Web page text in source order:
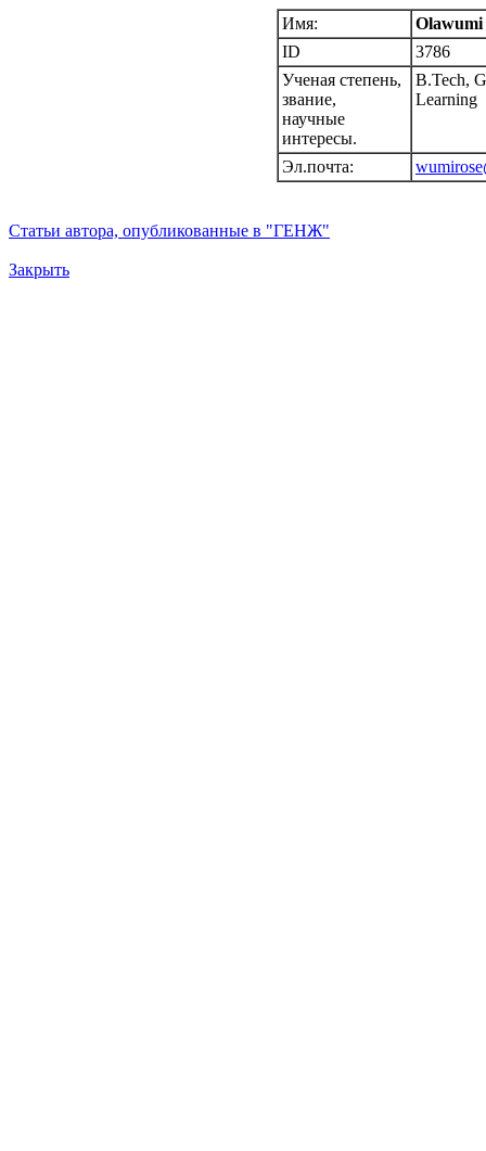
Имя:
Olawumi
ID
3786
Ученая степень,
звание,
научные
интересы.
B.Tech,
Learning
Эл.почта:
Статьи автора, опубликованные в "ГЕНЖ"
Закрыть